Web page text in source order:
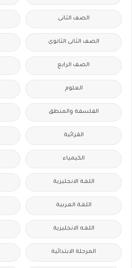
الصف الثانى
الصف الثانى الثانوى
الصف الرابع
العلوم
الفلسفة والمنطق
القرائية
الكيمياء
اللغة الانجليزية
اللغة العربية
اللغه الانجليزية
المرحلة الابتدائية